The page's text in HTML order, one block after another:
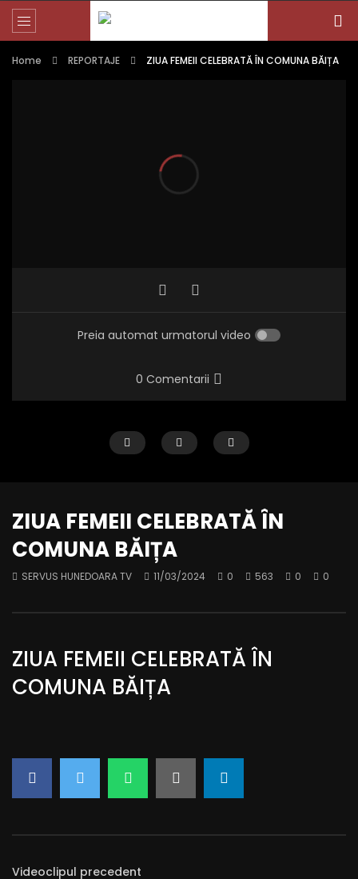
Home REPORTAJE ZIUA FEMEII CELEBRATĂ ÎN COMUNA BĂIȚA
Preia automat urmatorul video
0 Comentarii
demnității naționale
COMUNA ȘOIMUȘ
ZIUA FEMEII CELEBRATĂ ÎN
COMUNA BĂIȚA
SERVUS HUNEDOARA TV 11/03/2024 0 563 0 0
ZIUA FEMEII CELEBRATĂ ÎN
COMUNA BĂIȚA
Videoclipul precedent